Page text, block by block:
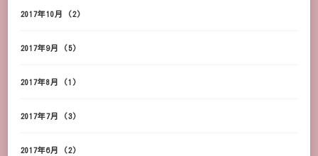
2017年10月 (2)
2017年9月 (5)
2017年8月 (1)
2017年7月 (3)
2017年6月 (2)